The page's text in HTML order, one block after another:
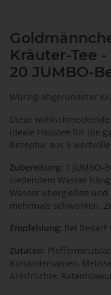
Kräuter-Tee -
20 JUMBO-
Würzig-abgerundeter
Diese
ideale Haustee für die
Rezeptur aus 9
Zubereitung: 1
siedendem Wasser
Wasser übergießen
mehrmals schwenken.
Empfehlung: Bei Bedarf
Zutaten:
Koriandersamen,
Anisfrüchte,